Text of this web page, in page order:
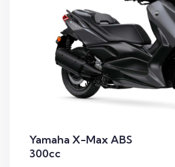
Yamaha X-Max ABS
300cc